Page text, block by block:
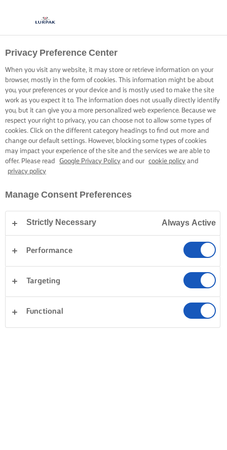
Privacy Preference Center
When you visit any website, it may store or retrieve information on your
browser, mostly in the form of cookies. This information might be about
you, your preferences or your device and is mostly used to make the site
work as you expect it to. The information does not usually directly identify
you, but it can give you a more personalized web experience. Because we
respect your right to privacy, you can choose not to allow some types of
cookies. Click on the different category headings to find out more and
change our default settings. However, blocking some types of cookies
may impact your experience of the site and the services we are able to
offer. Please read
Google Privacy Policy and our cookie policy and
privacy policy
Manage Consent Preferences
Strictly Necessary Always Active
Performance
Targeting
Functional